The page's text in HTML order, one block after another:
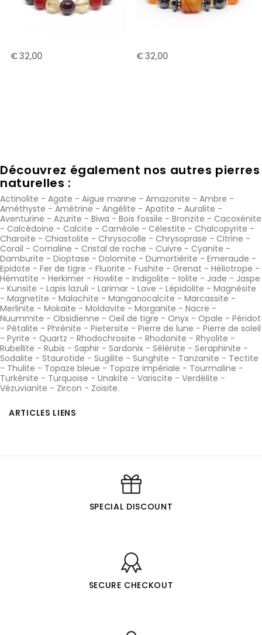
€ 32,00 € 32,00
Découvrez également nos autres pierres
naturelles :
Actinolite - Agate - Aigue marine - Amazonite - Ambre -
Améthyste - Amétrine - Angélite - Apatite - Auralite -
Aventurine - Azurite - Biwa - Bois fossile - Bronzite - Cacoxénite
- Calcédoine - Calcite - Carnéole - Célestite - Chalcopyrite -
Charoïte - Chiastolite - Chrysocolle - Chrysoprase - Citrine -
Corail - Cornaline - Cristal de roche - Cuivre - Cyanite -
Damburite - Dioptase - Dolomite - Dumortiérite - Emeraude -
Epidote - Fer de tigre - Fluorite - Fushite - Grenat - Héliotrope -
Hématite - Herkimer - Howlite - Indigolite - Iolite - Jade - Jaspe
- Kunsite - Lapis lazuli - Larimar - Lave - Lépidolite - Magnésite
- Magnetite - Malachite - Manganocalcite - Marcassite -
Merlinite - Mokaïte - Moldavite - Morganite - Nacre -
Nuummite - Obsidienne - Oeil de tigre - Onyx - Opale - Péridot
- Pétalite - Phrénite - Pietersite - Pierre de lune - Pierre de soleil
- Pyrite - Quartz - Rhodochrosite - Rhodonite - Rhyolite -
Rubellite - Rubis - Saphir - Sardonix - Sélénite - Seraphinite -
Sodalite - Staurotide - Sugilite - Sunghite - Tanzanite - Tectite
- Thulite - Topaze bleue - Topaze impériale - Tourmaline -
Turkénite - Turquoise - Unakite - Variscite - Verdélite -
Vézuvianite - Zircon - Zoisite.
ARTICLES LIENS
SPECIAL DISCOUNT
SECURE CHECKOUT